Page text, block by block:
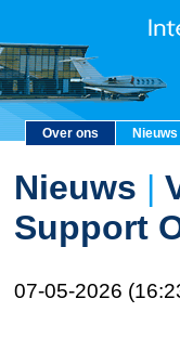
Over ons Nieuws
Nieuws |
Support
07-05-2026